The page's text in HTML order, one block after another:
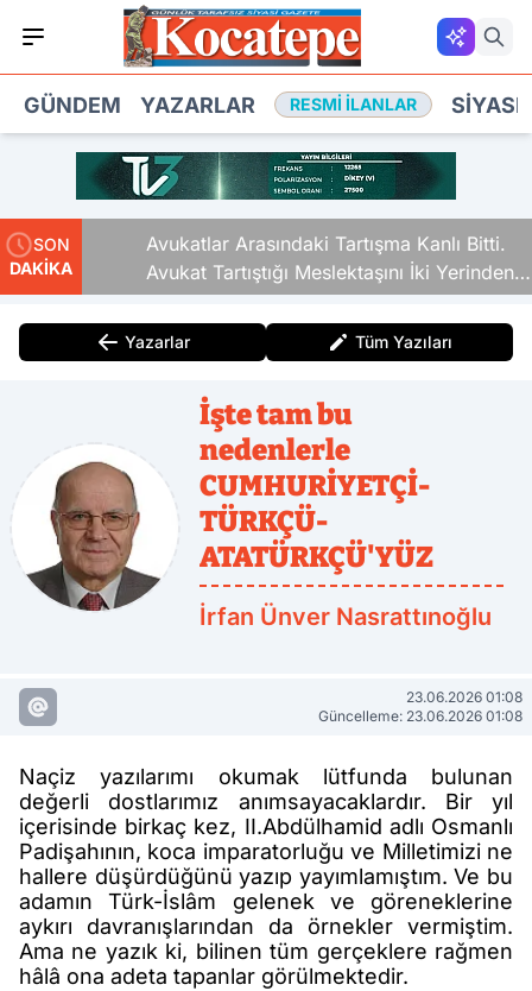
GÜNDEM YAZARLAR RESMI İLANLAR
SON
DAKİKA
Avukatlar Arasındaki Tartışma Kanlı Bitti.
Avukat Tartıştığı Meslektaşını İki Yerinden
Vurdu
Yazarlar Tüm Yazıları
İşte tam bu
nedenlerle
CUMHURİYETÇİ-
TÜRKÇÜ-
ATATÜRKÇÜ'YÜZ
İrfan Ünver Nasrattınoğlu
23.06.2026 01:08
Güncelleme: 23.06.2026 01:08
Naçiz yazılarımı okumak lütfunda bulunan
değerli dostlarımız anımsayacaklardır. Bir yıl
içerisinde birkaç kez, II.Abdülhamid adlı Osmanlı
Padişahının, koca imparatorluğu ve Milletimizi ne
hallere düşürdüğünü yazıp yayımlamıştım. Ve bu
adamın Türk-İslâm gelenek ve göreneklerine
aykırı davranışlarından da örnekler vermiştim.
Ama ne yazık ki, bilinen tüm gerçeklere rağmen
hâlâ ona adeta tapanlar görülmektedir.